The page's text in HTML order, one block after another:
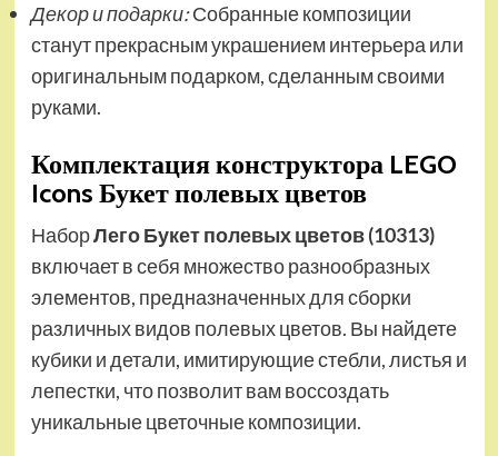
Декор и подарки:Собранные композиции
станут прекрасным украшением интерьера или
оригинальным подарком, сделанным своими
руками.
Комплектация конструктора LEGO
Icons Букет полевых цветов
НаборЛего Букет полевых цветов (10313)
включает в себя множество разнообразных
элементов, предназначенных для сборки
различных видов полевых цветов. Вы найдете
кубики и детали, имитирующие стебли, листья и
лепестки, что позволит вам воссоздать
уникальные цветочные композиции.